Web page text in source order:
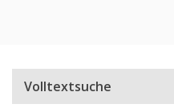
Volltextsuche